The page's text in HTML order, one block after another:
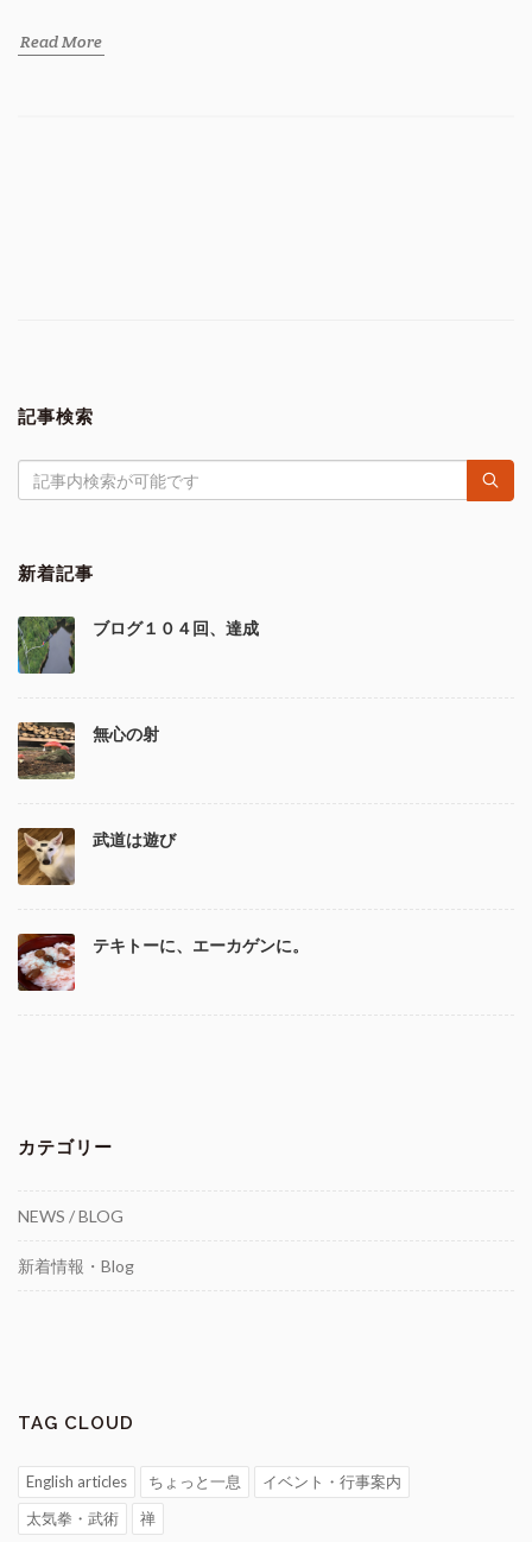
Read More
記事検索
新着記事
ブログ１０４回、達成
無心の射
武道は遊び
テキトーに、エーカゲンに。
カテゴリー
NEWS / BLOG
新着情報・Blog
TAG CLOUD
English articles ちょっと一息
イベント・行事案内
太気拳・武術
禅